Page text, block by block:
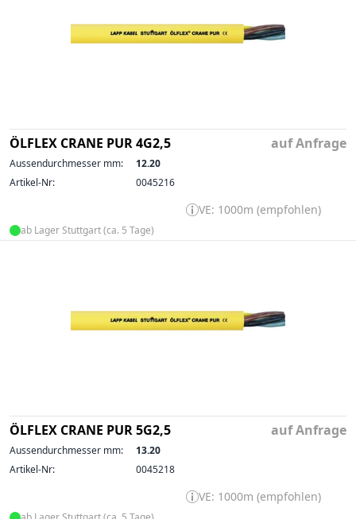
ÖLFLEX CRANE PUR 4G2,5 auf Anfrage
Aussendurchmesser mm:
12.20
Artikel-Nr:
0045216
VE: 1000m (empfohlen)
ab Lager Stuttgart (ca. 5 Tage)
ÖLFLEX CRANE PUR 5G2,5 auf Anfrage
Aussendurchmesser mm:
13.20
Artikel-Nr:
0045218
VE: 1000m (empfohlen)